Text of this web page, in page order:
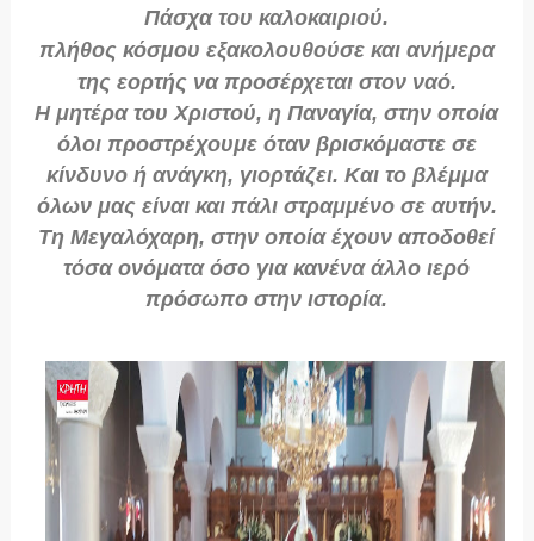
Πάσχα του καλοκαιριού.
πλήθος κόσμου εξακολουθούσε και ανήμερα
της εορτής να προσέρχεται στον ναό.
Η μητέρα του Χριστού, η Παναγία, στην οποία
όλοι προστρέχουμε όταν βρισκόμαστε σε
κίνδυνο ή ανάγκη, γιορτάζει. Και το βλέμμα
όλων μας είναι και πάλι στραμμένο σε αυτήν.
Τη Μεγαλόχαρη, στην οποία έχουν αποδοθεί
τόσα ονόματα όσο για κανένα άλλο ιερό
πρόσωπο στην ιστορία.